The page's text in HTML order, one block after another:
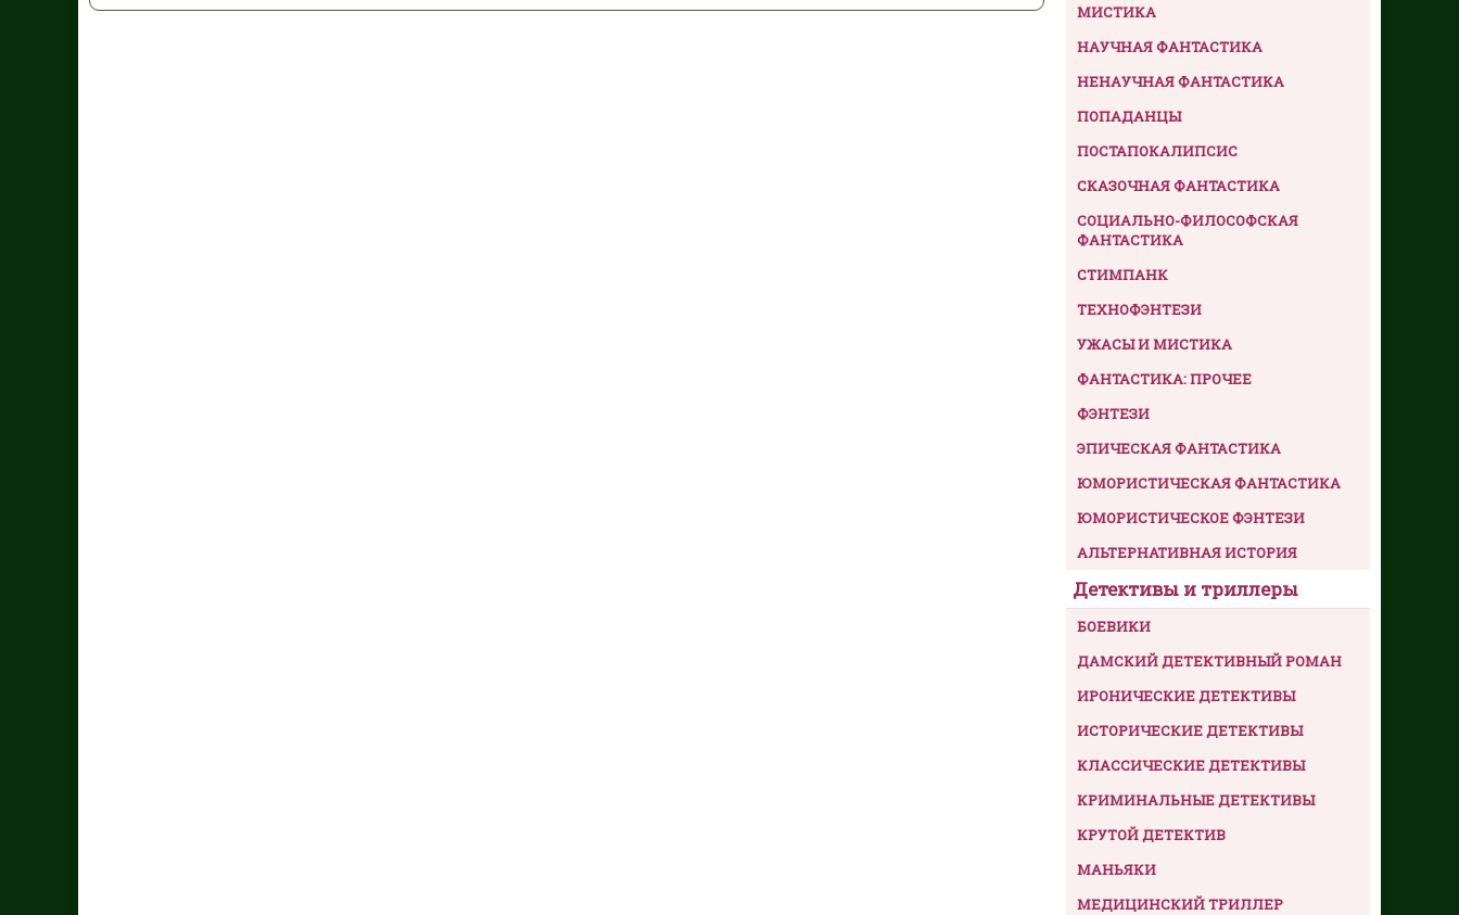
МИСТИКА
НАУЧНАЯ ФАНТАСТИКА
НЕНАУЧНАЯ ФАНТАСТИКА
ПОПАДАНЦЫ
ПОСТАПОКАЛИПСИС
СКАЗОЧНАЯ ФАНТАСТИКА
СОЦИАЛЬНО-ФИЛОСОФСКАЯ
ФАНТАСТИКА
СТИМПАНК
ТЕХНОФЭНТЕЗИ
УЖАСЫ И МИСТИКА
ФАНТАСТИКА: ПРОЧЕЕ
ФЭНТЕЗИ
ЭПИЧЕСКАЯ ФАНТАСТИКА
ЮМОРИСТИЧЕСКАЯ ФАНТАСТИКА
ЮМОРИСТИЧЕСКОЕ ФЭНТЕЗИ
АЛЬТЕРНАТИВНАЯ ИСТОРИЯ
Детективы и триллеры
БОЕВИКИ
ДАМСКИЙ ДЕТЕКТИВНЫЙ РОМАН
ИРОНИЧЕСКИЕ ДЕТЕКТИВЫ
ИСТОРИЧЕСКИЕ ДЕТЕКТИВЫ
КЛАССИЧЕСКИЕ ДЕТЕКТИВЫ
КРИМИНАЛЬНЫЕ ДЕТЕКТИВЫ
КРУТОЙ ДЕТЕКТИВ
МАНЬЯКИ
МЕДИЦИНСКИЙ ТРИЛЛЕР